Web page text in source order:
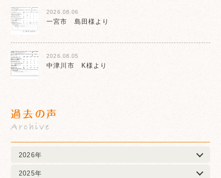
2026.08.06
一宮市 島田様より
2026.08.05
中津川市 K様より
過去の声
Archive
2026年
2025年